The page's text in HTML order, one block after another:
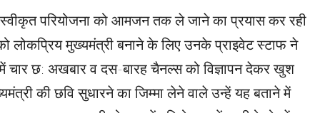
स्वीकृत परियोजना को आमजन तक ले जाने का प्रयास कर रही
लोकप्रिय मुख्यमंत्री बनाने के लिए उनके प्राइवेट स्टाफ ने
चार छ: अखबार व दस-बारह चैनल्स को विज्ञापन देकर खुश
की छवि सुधारने का जिम्मा लेने वाले उन्हें यह बताने में